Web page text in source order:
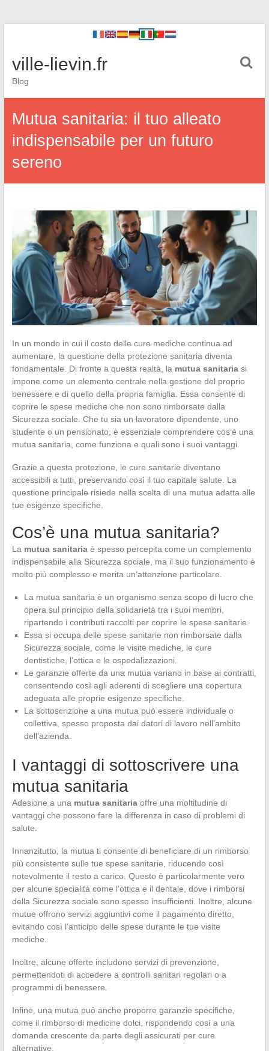
ville-lievin.fr
Blog
Mutua sanitaria: il tuo alleato
indispensabile per un futuro
sereno
In un mondo in cui il costo delle cure mediche continua ad
aumentare, la questione della protezione sanitaria diventa
fondamentale. Di fronte a questa realtà, la mutua sanitariasi
impone come un elemento centrale nella gestione del proprio
benessere e di quello della propria famiglia. Essa consente di
coprire le spese mediche che non sono rimborsate dalla
Sicurezza sociale. Che tu sia un lavoratore dipendente, uno
studente o un pensionato, è essenziale comprendere cos’è una
mutua sanitaria, come funziona e quali sono i suoi vantaggi.
Grazie a questa protezione, le cure sanitarie diventano
accessibili a tutti, preservando così il tuo capitale salute. La
questione principale risiede nella scelta di una mutua adatta alle
tue esigenze specifiche.
Cos’è una mutua sanitaria?
La mutua sanitariaè spesso percepita come un complemento
indispensabile alla Sicurezza sociale, ma il suo funzionamento è
molto più complesso e merita un’attenzione particolare.
La mutua sanitaria è un organismo senza scopo di lucro che
opera sul principio della solidarietà tra i suoi membri,
ripartendo i contributi raccolti per coprire le spese sanitarie.
Essa si occupa delle spese sanitarie non rimborsate dalla
Sicurezza sociale, come le visite mediche, le cure
dentistiche, l’ottica e le ospedalizzazioni.
Le garanzie offerte da una mutua variano in base ai contratti,
consentendo così agli aderenti di scegliere una copertura
adeguata alle proprie esigenze specifiche.
La sottoscrizione a una mutua può essere individuale o
collettiva, spesso proposta dai datori di lavoro nell’ambito
dell’azienda.
I vantaggi di sottoscrivere una
mutua sanitaria
Adesione a una mutua sanitariaoffre una moltitudine di
vantaggi che possono fare la differenza in caso di problemi di
salute.
Innanzitutto, la mutua ti consente di beneficiare di un rimborso
più consistente sulle tue spese sanitarie, riducendo così
notevolmente il resto a carico. Questo è particolarmente vero
per alcune specialità come l’ottica e il dentale, dove i rimborsi
della Sicurezza sociale sono spesso insufficienti. Inoltre, alcune
mutue offrono servizi aggiuntivi come il pagamento diretto,
evitando così l’anticipo delle spese durante le tue visite
mediche.
Inoltre, alcune offerte includono servizi di prevenzione,
permettendoti di accedere a controlli sanitari regolari o a
programmi di benessere.
Infine, una mutua può anche proporre garanzie specifiche,
come il rimborso di medicine dolci, rispondendo così a una
domanda crescente da parte degli assicurati per cure
alternative.